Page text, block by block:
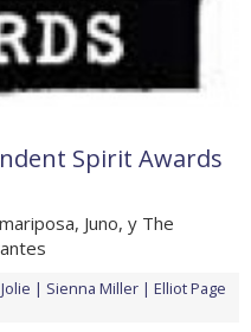
Spirit Awards
Juno, y The
Sienna Miller
Elliot Page